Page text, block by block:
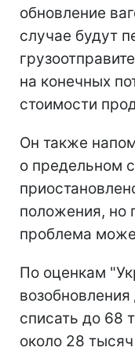
обновление
случае будут
на конечных
стоимости
Он также
о предельном
положения, но
проблема
По оценкам
списать до 68
около 28